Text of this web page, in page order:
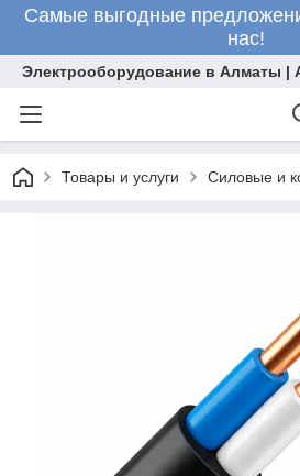
Самые выгодные
нас!
Электрооборудование в Алматы |
Товары и услуги Силовые и